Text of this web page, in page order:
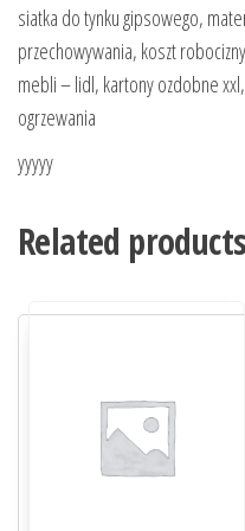
siatka do tynku gipsowego,
przechowywania, koszt
mebli – lidl, kartony ozdobne
ogrzewania
yyyyy
Related products